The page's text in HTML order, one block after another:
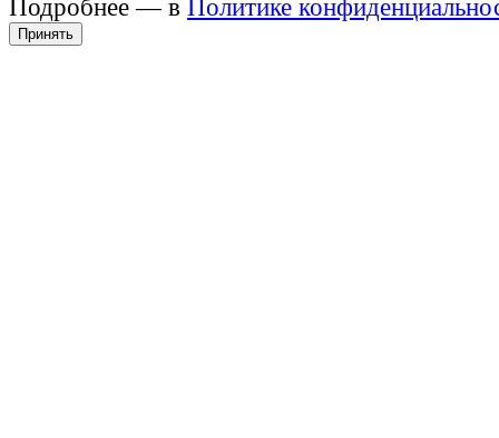
Подробнее — в Политике
Принять